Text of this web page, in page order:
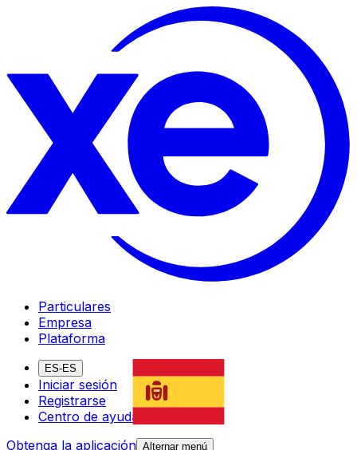
Particulares
Empresa
Plataforma
ES-ES
Iniciar sesión
Registrarse
Centro de ayuda
Obtenga la aplicación Alternar menú